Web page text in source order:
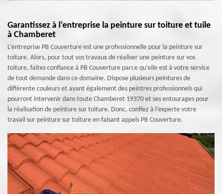
Garantissez à l’entreprise la peinture sur toiture et tuile
à Chamberet
L’entreprise PB Couverture est une professionnelle pour la peinture sur
toiture. Alors, pour tout vos travaux de réaliser une peinture sur vos
toiture, faites confiance à PB Couverture parce qu'elle est à votre service
de tout demande dans ce domaine. Dispose plusieurs peintures de
différente couleurs et ayant également des peintres professionnels qui
pourront intervenir dans toute Chamberet 19370 et ses entourages pour
la réalisation de peinture sur toiture. Donc, confiez à l’experte votre
travail sur peinture sur toiture en faisant appels PB Couverture.